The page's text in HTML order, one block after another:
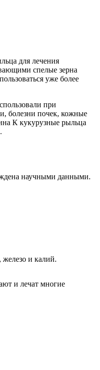
для лечения
спелые зерна
уже более
при
болезни почек, кожные
К кукурузные рыльца
научными данными.
и калий.
и лечат многие